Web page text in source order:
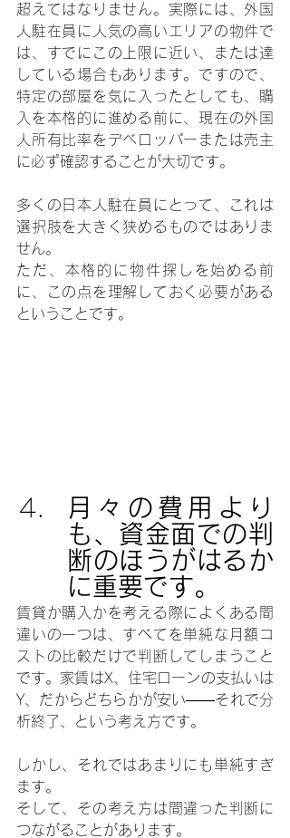
超えてはなりません。実際には、外国
人駐在員に人気の高いエリアの物件で
は、すでにこの上限に近い、または達
している場合もあります。ですので、
特定の部屋を気に入ったとしても、購
入を本格的に進める前に、現在の外国
人所有比率をデベロッパーまたは売主
に必ず確認することが大切です。
多くの日本人駐在員にとって、これは
選択肢を大きく狭めるものではありま
せん。
ただ、本格的に物件探しを始める前
に、この点を理解しておく必要がある
ということです。
月々の費用より
も、資金面での判
断のほうがはるか
に重要です。
賃貸か購入かを考える際によくある間
違いの一つは、すべてを単純な月額コ
ストの比較だけで判断してしまうこと
です。家賃はX、住宅ローンの支払いは
Y、だからどちらかが安い――それで分
析終了、という考え方です。
しかし、それではあまりにも単純すぎ
ます。
そして、その考え方は間違った判断に
つながることがあります。